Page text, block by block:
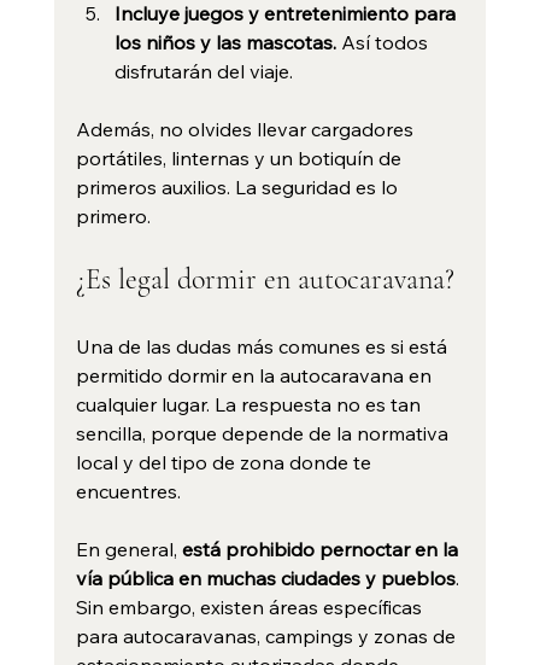
Incluye juegos y entretenimiento para
los niños y las mascotas. Así todos
disfrutarán del viaje.
Además, no olvides llevar cargadores
portátiles, linternas y un botiquín de
primeros auxilios. La seguridad es lo
primero.
¿Es legal dormir en autocaravana?
Una de las dudas más comunes es si está
permitido dormir en la autocaravana en
cualquier lugar. La respuesta no es tan
sencilla, porque depende de la normativa
local y del tipo de zona donde te
encuentres.
En general, está prohibido pernoctar en la
vía pública en muchas ciudades y pueblos.
Sin embargo, existen áreas específicas
para autocaravanas, campings y zonas de